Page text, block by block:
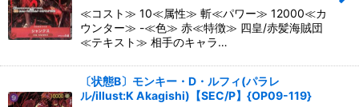
≪コスト≫ 10≪属性≫ 斬≪パワー≫ 12000≪カ
ウンター≫ -≪色≫ 赤≪特徴≫ 四皇/赤髪海賊団
≪テキスト≫ 相手のキャラ…
〔状態B〕モンキー・D・ルフィ(パラレ
ル/illust:K Akagishi)【SEC/P】{OP09-119}